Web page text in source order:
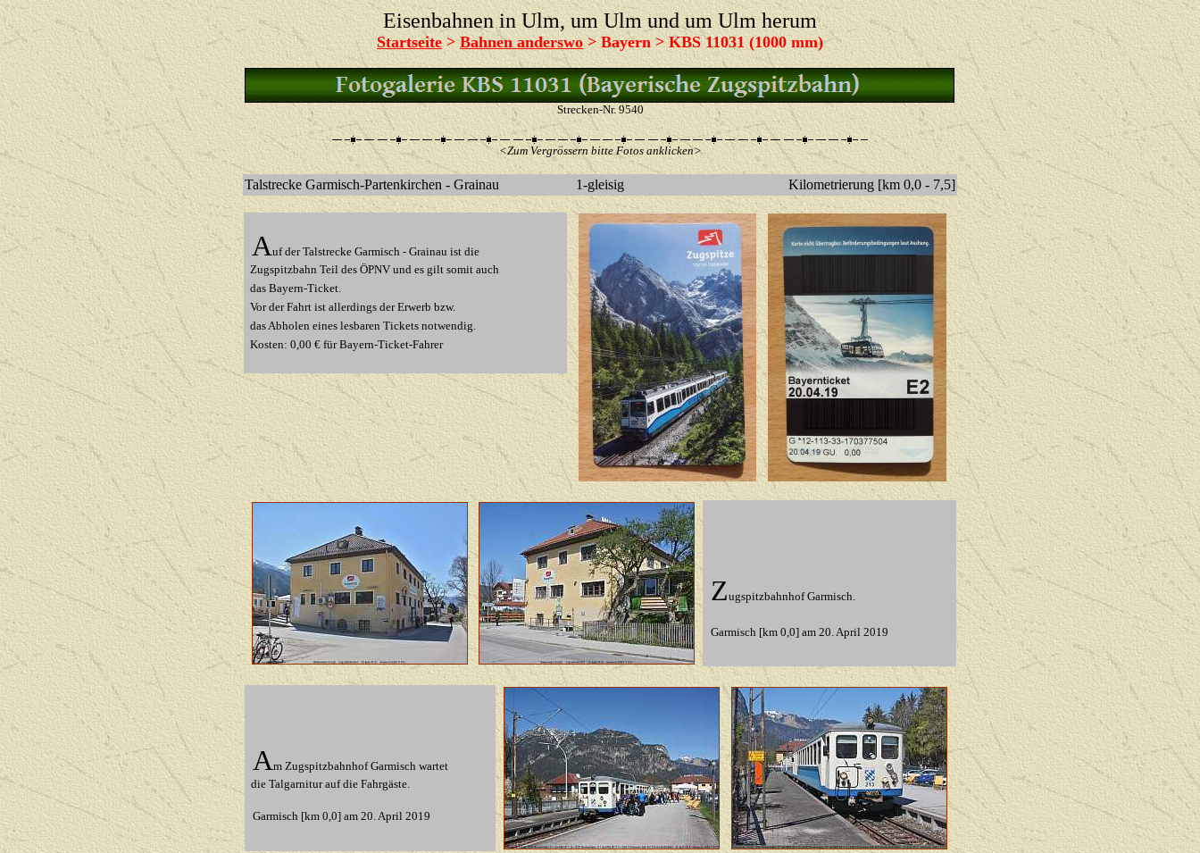
Eisenbahnen in Ulm, um Ulm und um Ulm herum
Startseite>Bahnen anderswo> Bayern > KBS11031 (1000 mm)
Strecken-Nr. 9540
<Zum Vergrössern bitte Fotos anklicken>
Talstrecke Garmisch-Partenkirchen - Grainau 1-gleisig Kilometrierung [km 0,0 - 7,5]
Auf der Talstrecke Garmisch - Grainau ist die
Zugspitzbahn Teil des ÖPNV und es gilt somit auch
das Bayern-Ticket.
Vor der Fahrt ist allerdings der Erwerb bzw.
das Abholen eines lesbaren Tickets notwendig.
Kosten: 0,00 € für Bayern-Ticket-Fahrer
Zugspitzbahnhof Garmisch.
Garmisch [km 0,0] am 20. April 2019
Am Zugspitzbahnhof Garmisch wartet
die Talgarnitur auf die Fahrgäste.
Garmisch [km 0,0] am 20. April 2019